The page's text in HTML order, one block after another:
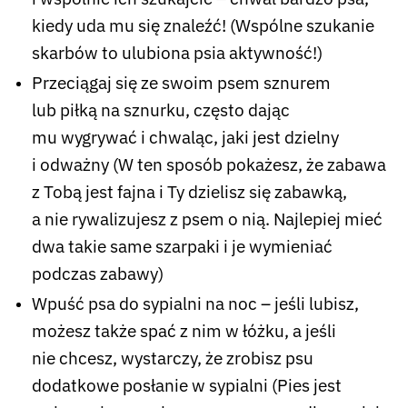
kiedy uda mu się znaleźć! (Wspólne szukanie
skarbów to ulubiona psia aktywność!)
Przeciągaj się ze swoim psem sznurem
lub piłką na sznurku, często dając
mu wygrywać i chwaląc, jaki jest dzielny
i odważny (W ten sposób pokażesz, że zabawa
z Tobą jest fajna i Ty dzielisz się zabawką,
a nie rywalizujesz z psem o nią. Najlepiej mieć
dwa takie same szarpaki i je wymieniać
podczas zabawy)
Wpuść psa do sypialni na noc – jeśli lubisz,
możesz także spać z nim w łóżku, a jeśli
nie chcesz, wystarczy, że zrobisz psu
dodatkowe posłanie w sypialni (Pies jest